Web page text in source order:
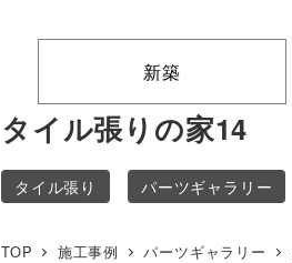
新築
タイル張りの家14
タイル張り パーツギャラリー
TOP 施工事例 パーツギャラリー